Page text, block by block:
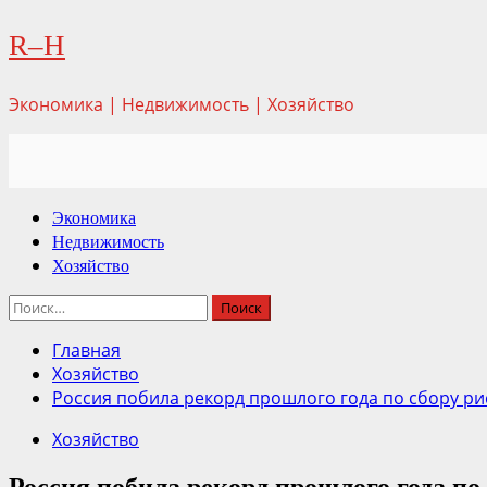
Перейти
к
R–H
Экономика | Недвижимость | Хозяйство
Основное
меню
Экономика
Недвижимость
Хозяйство
Найти:
Главная
Хозяйство
Россия побила рекорд прошлого года по сбору
Хозяйство